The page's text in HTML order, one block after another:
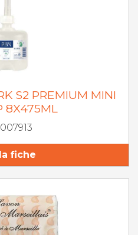
S2 PREMIUM MINI
8X475ML
fiche